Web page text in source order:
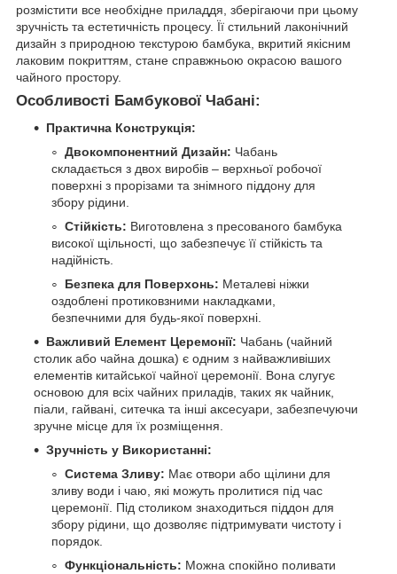
розмістити все необхідне приладдя, зберігаючи при цьому
зручність та естетичність процесу. Її стильний лаконічний
дизайн з природною текстурою бамбука, вкритий якісним
лаковим покриттям, стане справжньою окрасою вашого
чайного простору.
Особливості Бамбукової Чабані:
Практична Конструкція:
Двокомпонентний Дизайн: Чабань
складається з двох виробів – верхньої робочої
поверхні з прорізами та знімного піддону для
збору рідини.
Стійкість: Виготовлена з пресованого бамбука
високої щільності, що забезпечує її стійкість та
надійність.
Безпека для Поверхонь: Металеві ніжки
оздоблені протиковзними накладками,
безпечними для будь-якої поверхні.
Важливий Елемент Церемонії: Чабань (чайний
столик або чайна дошка) є одним з найважливіших
елементів китайської чайної церемонії. Вона слугує
основою для всіх чайних приладів, таких як чайник,
піали, гайвані, ситечка та інші аксесуари, забезпечуючи
зручне місце для їх розміщення.
Зручність у Використанні:
Система Зливу: Має отвори або щілини для
зливу води і чаю, які можуть пролитися під час
церемонії. Під столиком знаходиться піддон для
збору рідини, що дозволяє підтримувати чистоту і
порядок.
Функціональність: Можна спокійно поливати